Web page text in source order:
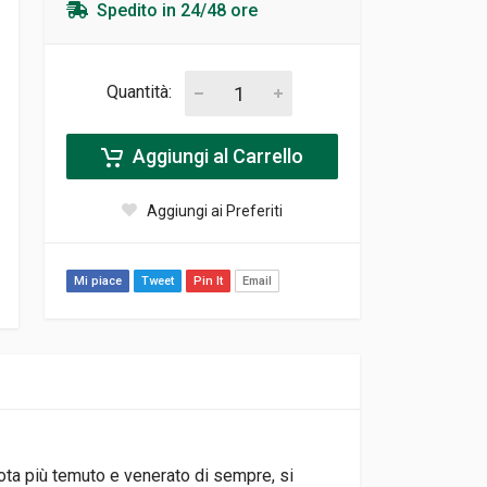
Spedito in 24/48 ore
Quantità:
Aggiungi al Carrello
Aggiungi ai Preferiti
Mi piace Tweet Pin It Email
più temuto e venerato di sempre, si